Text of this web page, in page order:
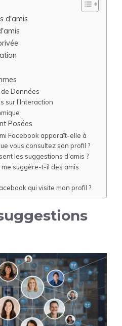
d'amis
Données
sur l'Interaction
Posées
Facebook apparaît-elle à
vous consultez son profil ?
les suggestions d'amis ?
suggère-t-il des amis
qui visite mon profil ?